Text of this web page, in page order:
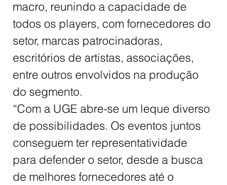
macro, reunindo a capacidade de
todos os players, com fornecedores do
setor, marcas patrocinadoras,
escritórios de artistas, associações,
entre outros envolvidos na produção
do segmento.
“Com a UGE abre-se um leque diverso
de possibilidades. Os eventos juntos
conseguem ter representatividade
para defender o setor, desde a busca
de melhores fornecedores até o